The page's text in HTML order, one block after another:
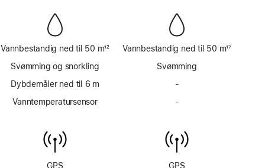
Vannbestandig ned til 50 m12
Svømming og snorkling
Dybdemåler ned til 6 m
Vanntemperatursensor
GPS
Vannbestandig ned til 50 m17
Svømming
-
til
6 m
-
GPS